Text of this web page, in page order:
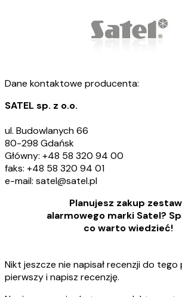
Dane kontaktowe producenta:
SATEL sp. z o.o.
ul. Budowlanych 66
80-298 Gdańsk
Główny: +48 58 320 94 00
faks: +48 58 320 94 01
e-mail: satel@satel.pl
Planujesz zakup
alarmowego marki Satel?
co warto wiedzieć!
Nikt jeszcze nie napisał recenzji do
pierwszy i napisz recenzję.